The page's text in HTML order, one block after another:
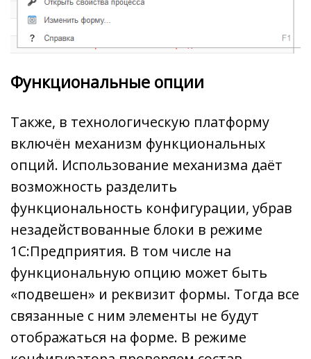
Функциональные опции
Также, в технологическую платформу
включён механизм функциональных
опций. Использование механизма даёт
возможность разделить
функциональность конфигурации, убрав
незадействованные блоки в режиме
1С:Предприятия. В том числе на
функциональную опцию может быть
«подвешен» и реквизит формы. Тогда все
связанные с ним элементы не будут
отображаться на форме. В режиме